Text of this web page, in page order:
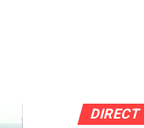
DIRECT